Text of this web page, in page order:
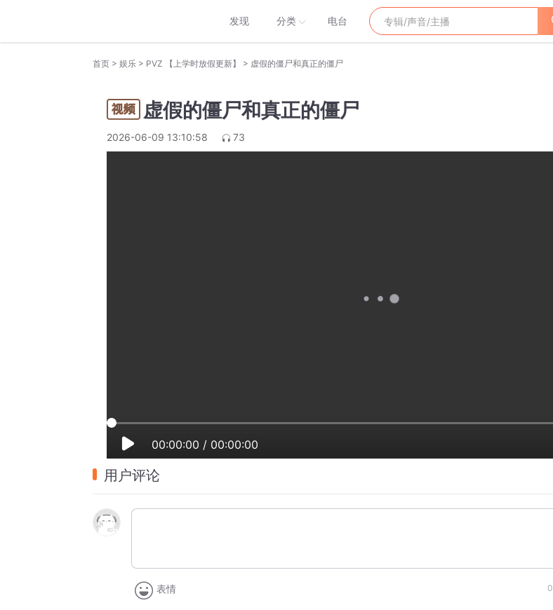
发现 分类 电台
首页 > 娱乐 > PVZ 【上学时放假更新】 > 虚假的僵尸和真正的僵尸
虚假的僵尸和真正的僵尸
2026-06-09 13:10:58 73
00:00:00 / 00:00:00
用户评论
表情 0